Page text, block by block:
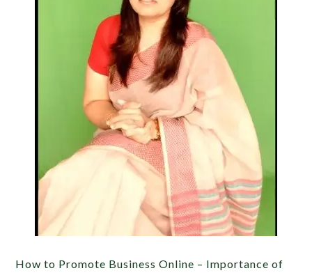
How to Promote Business Online – Importance of